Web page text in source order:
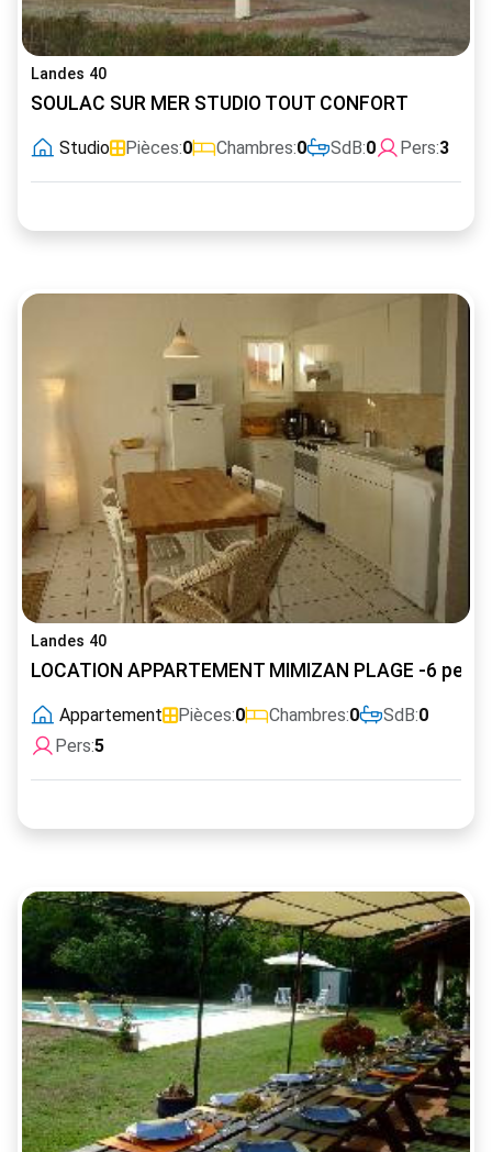
Landes 40
SOULAC SUR MER STUDIO TOUT CONFORT
Studio Pièces:0 Chambres:0 SdB:0 Pers:3
Landes 40
LOCATION APPARTEMENT MIMIZAN PLAGE -6
Appartement Pièces:0 Chambres:0 SdB:0
Pers:5